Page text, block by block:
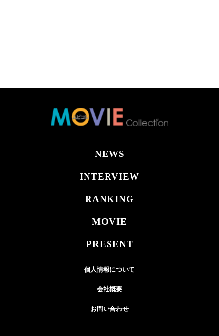
NEWS
INTERVIEW
RANKING
MOVIE
PRESENT
個人情報について
会社概要
お問い合わせ